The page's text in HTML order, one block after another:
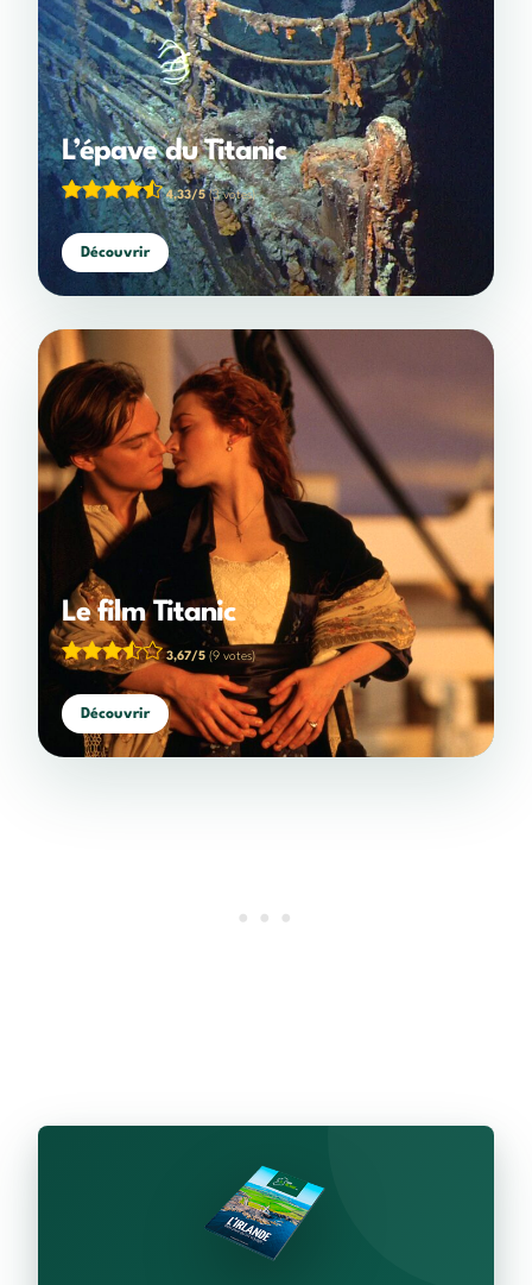
L’épave du Titanic
4,33/5 (3 votes)
Découvrir
Le film Titanic
3,67/5 (9 votes)
Découvrir